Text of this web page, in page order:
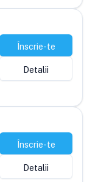
Înscrie-te
Detalii
Înscrie-te
Detalii